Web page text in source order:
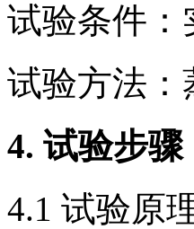
试验条件：
试验方法：
4. 试验步骤
4.1 试验原